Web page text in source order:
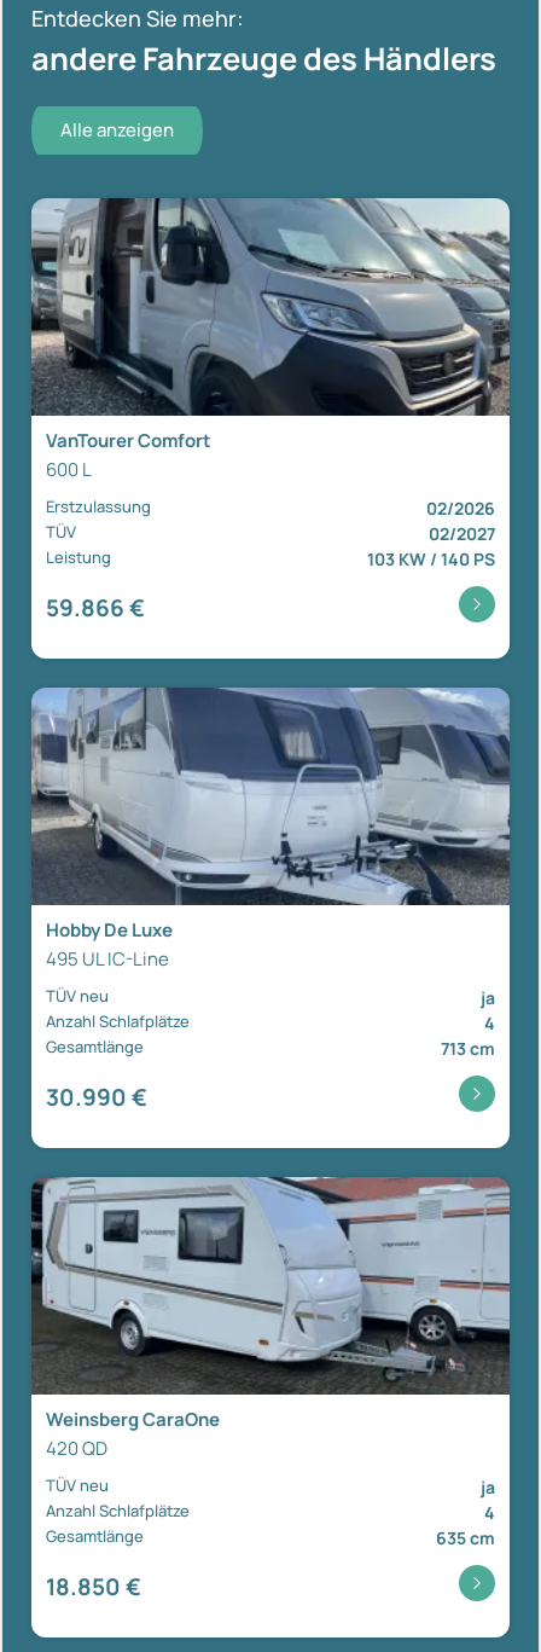
Entdecken Sie mehr:
andere Fahrzeuge des Händlers
Alle anzeigen
VanTourer Comfort
600 L
Erstzulassung 02/2026
TÜV 02/2027
Leistung 103 KW / 140 PS
59.866 €
Hobby De Luxe
495 UL IC-Line
TÜV neu ja
Anzahl Schlafplätze 4
Gesamtlänge 713 cm
30.990 €
Weinsberg CaraOne
420 QD
TÜV neu ja
Anzahl Schlafplätze 4
Gesamtlänge 635 cm
18.850 €